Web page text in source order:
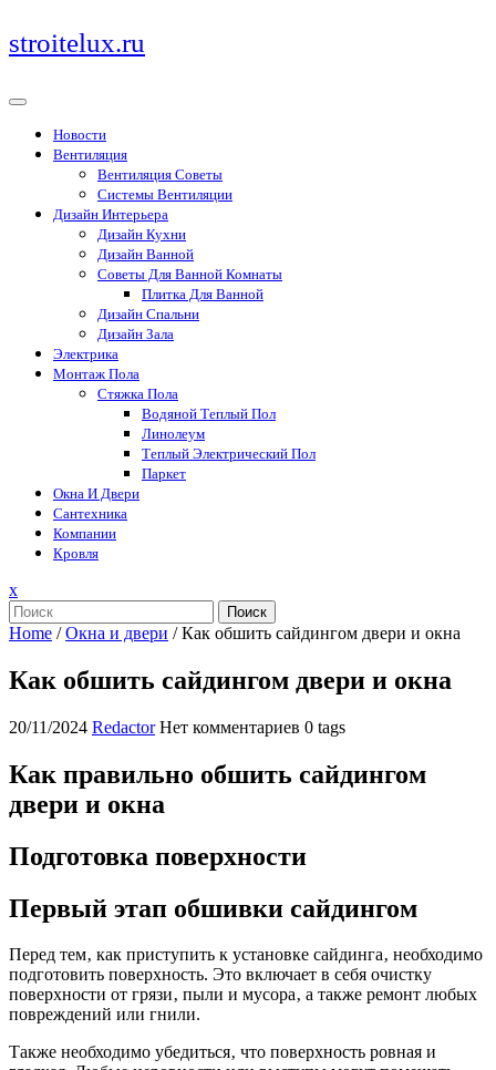
Перейти
к
stroitelux.ru
Новости
Вентиляция
Вентиляция Советы
Системы Вентиляции
Дизайн Интерьера
Дизайн Кухни
Дизайн Ванной
Советы Для Ванной Комнаты
Плитка Для Ванной
Дизайн Спальни
Дизайн Зала
Электрика
Монтаж Пола
Стяжка Пола
Водяной Теплый Пол
Линолеум
Теплый Электрический Пол
Паркет
Окна И Двери
Сантехника
Компании
Кровля
xЗакрыть
меню
Поиск
Home /Окна и двери /Как обшить сайдингом двери и окна
Как обшить сайдингом двери и окна
20/11/2024 Redactor Нет комментариев 0 tags
Как правильно обшить сайдингом
двери и окна
Подготовка поверхности
Первый этап обшивки сайдингом
Перед тем‚ как приступить к установке сайдинга‚ необходимо
подготовить поверхность. Это включает в себя очистку
поверхности от грязи‚ пыли и мусора‚ а также ремонт любых
повреждений или гнили.
Также необходимо убедиться‚ что поверхность ровная и